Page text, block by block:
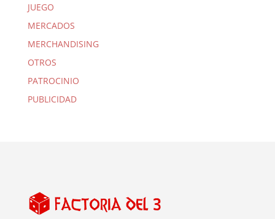
JUEGO
MERCADOS
MERCHANDISING
OTROS
PATROCINIO
PUBLICIDAD